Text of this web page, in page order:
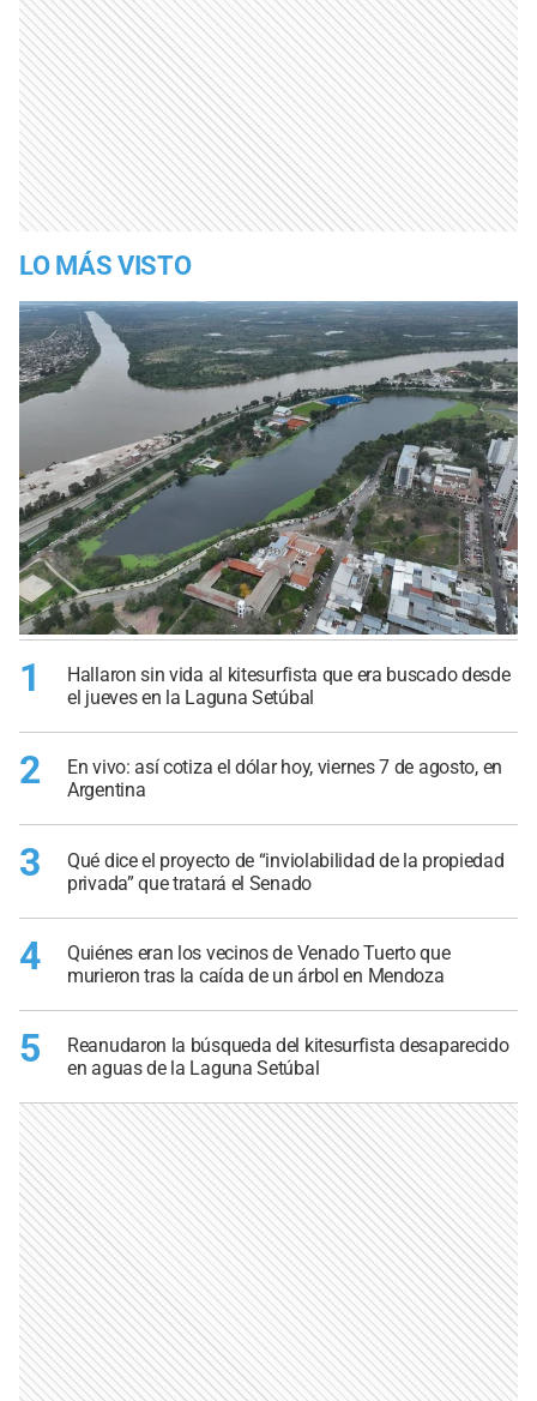
LO MÁS VISTO
1
Hallaron sin vida al kitesurfista que era buscado desde
el jueves en la Laguna Setúbal
2
En vivo: así cotiza el dólar hoy, viernes 7 de agosto, en
Argentina
3
Qué dice el proyecto de “inviolabilidad de la propiedad
privada” que tratará el Senado
4
Quiénes eran los vecinos de Venado Tuerto que
murieron tras la caída de un árbol en Mendoza
5
Reanudaron la búsqueda del kitesurfista desaparecido
en aguas de la Laguna Setúbal